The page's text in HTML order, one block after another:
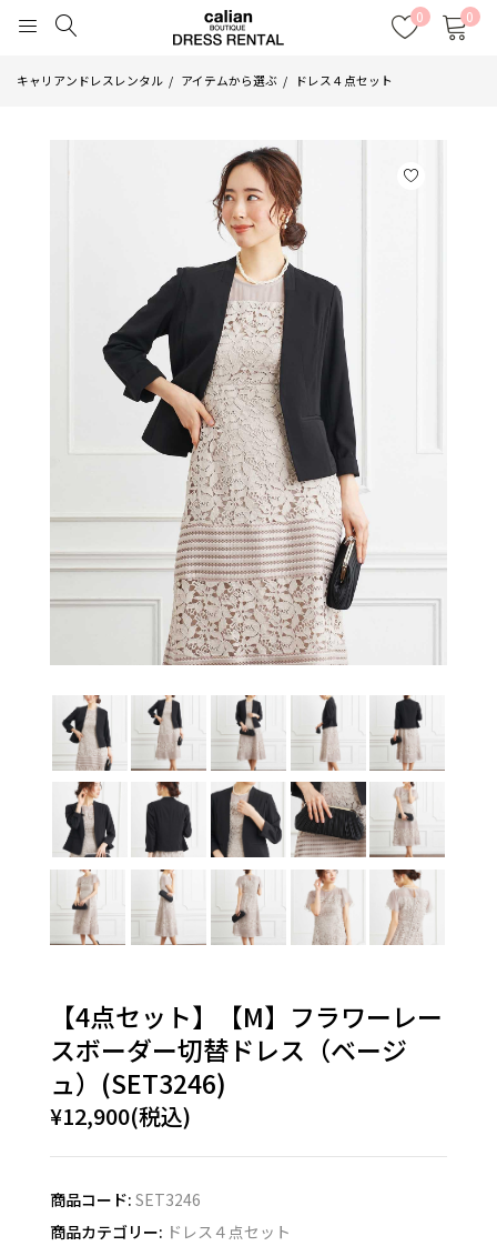
0 0
キャリアンドレスレンタル アイテムから選ぶ ドレス４点セット
【4点セット】【M】フラワーレー
スボーダー切替ドレス（ベージ
ュ）(SET3246)
¥12,900(税込)
商品コード: SET3246
商品カテゴリー: ドレス４点セット